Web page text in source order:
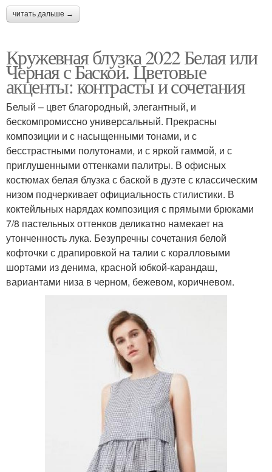
читать дальше →
Кружевная блузка 2022 Белая или
Черная с Баской. Цветовые
акценты: контрасты и сочетания
Белый – цвет благородный, элегантный, и
бескомпромиссно универсальный. Прекрасны
композиции и с насыщенными тонами, и с
бесстрастными полутонами, и с яркой гаммой, и с
приглушенными оттенками палитры. В офисных
костюмах белая блузка с баской в дуэте с классическим
низом подчеркивает официальность стилистики. В
коктейльных нарядах композиция с прямыми брюками
7/8 пастельных оттенков деликатно намекает на
утонченность лука. Безупречны сочетания белой
кофточки с драпировкой на талии с коралловыми
шортами из денима, красной юбкой-карандаш,
вариантами низа в черном, бежевом, коричневом.